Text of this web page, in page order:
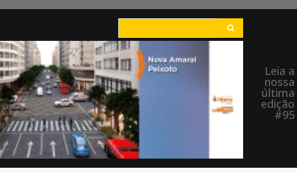
Leia a
nossa
última
edição
#95